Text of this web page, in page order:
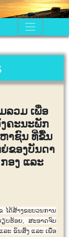
ລວມ ເພື່ອ
ຄະນະພັກ
າຊົນ ທີ່ຂື້ນ
ຂອງບັນດາ
ອງ ແລະ
ໄດ້ສ້າງຂະ​ບວນການ​
ຽບຮ້ອຍ, ສະອາດ​ຈົບ​
ລະ ຂົນ​ສົ່ງ ​ແລະ ເພື່ອ​